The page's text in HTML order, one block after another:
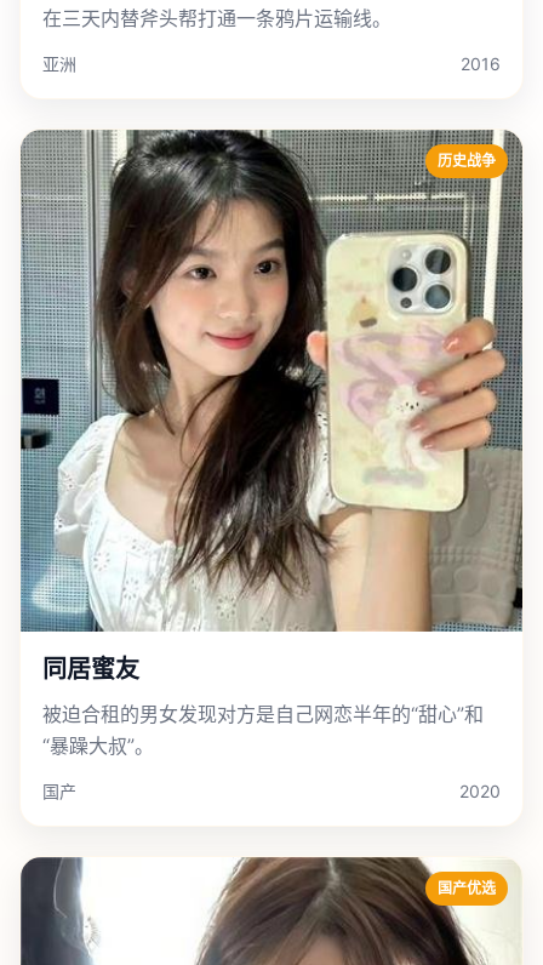
在三天内替斧头帮打通一条鸦片运输线。
亚洲 2016
历史战争
同居蜜友
被迫合租的男女发现对方是自己网恋半年的“甜心”和
“暴躁大叔”。
国产 2020
国产优选